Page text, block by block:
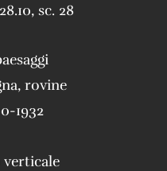
, sc. 28
, rovine
1932
verticale